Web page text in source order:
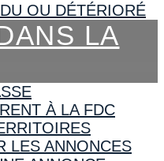
OU DÉTÉRIORÉ
LA
À LA FDC
LES ANNONCES